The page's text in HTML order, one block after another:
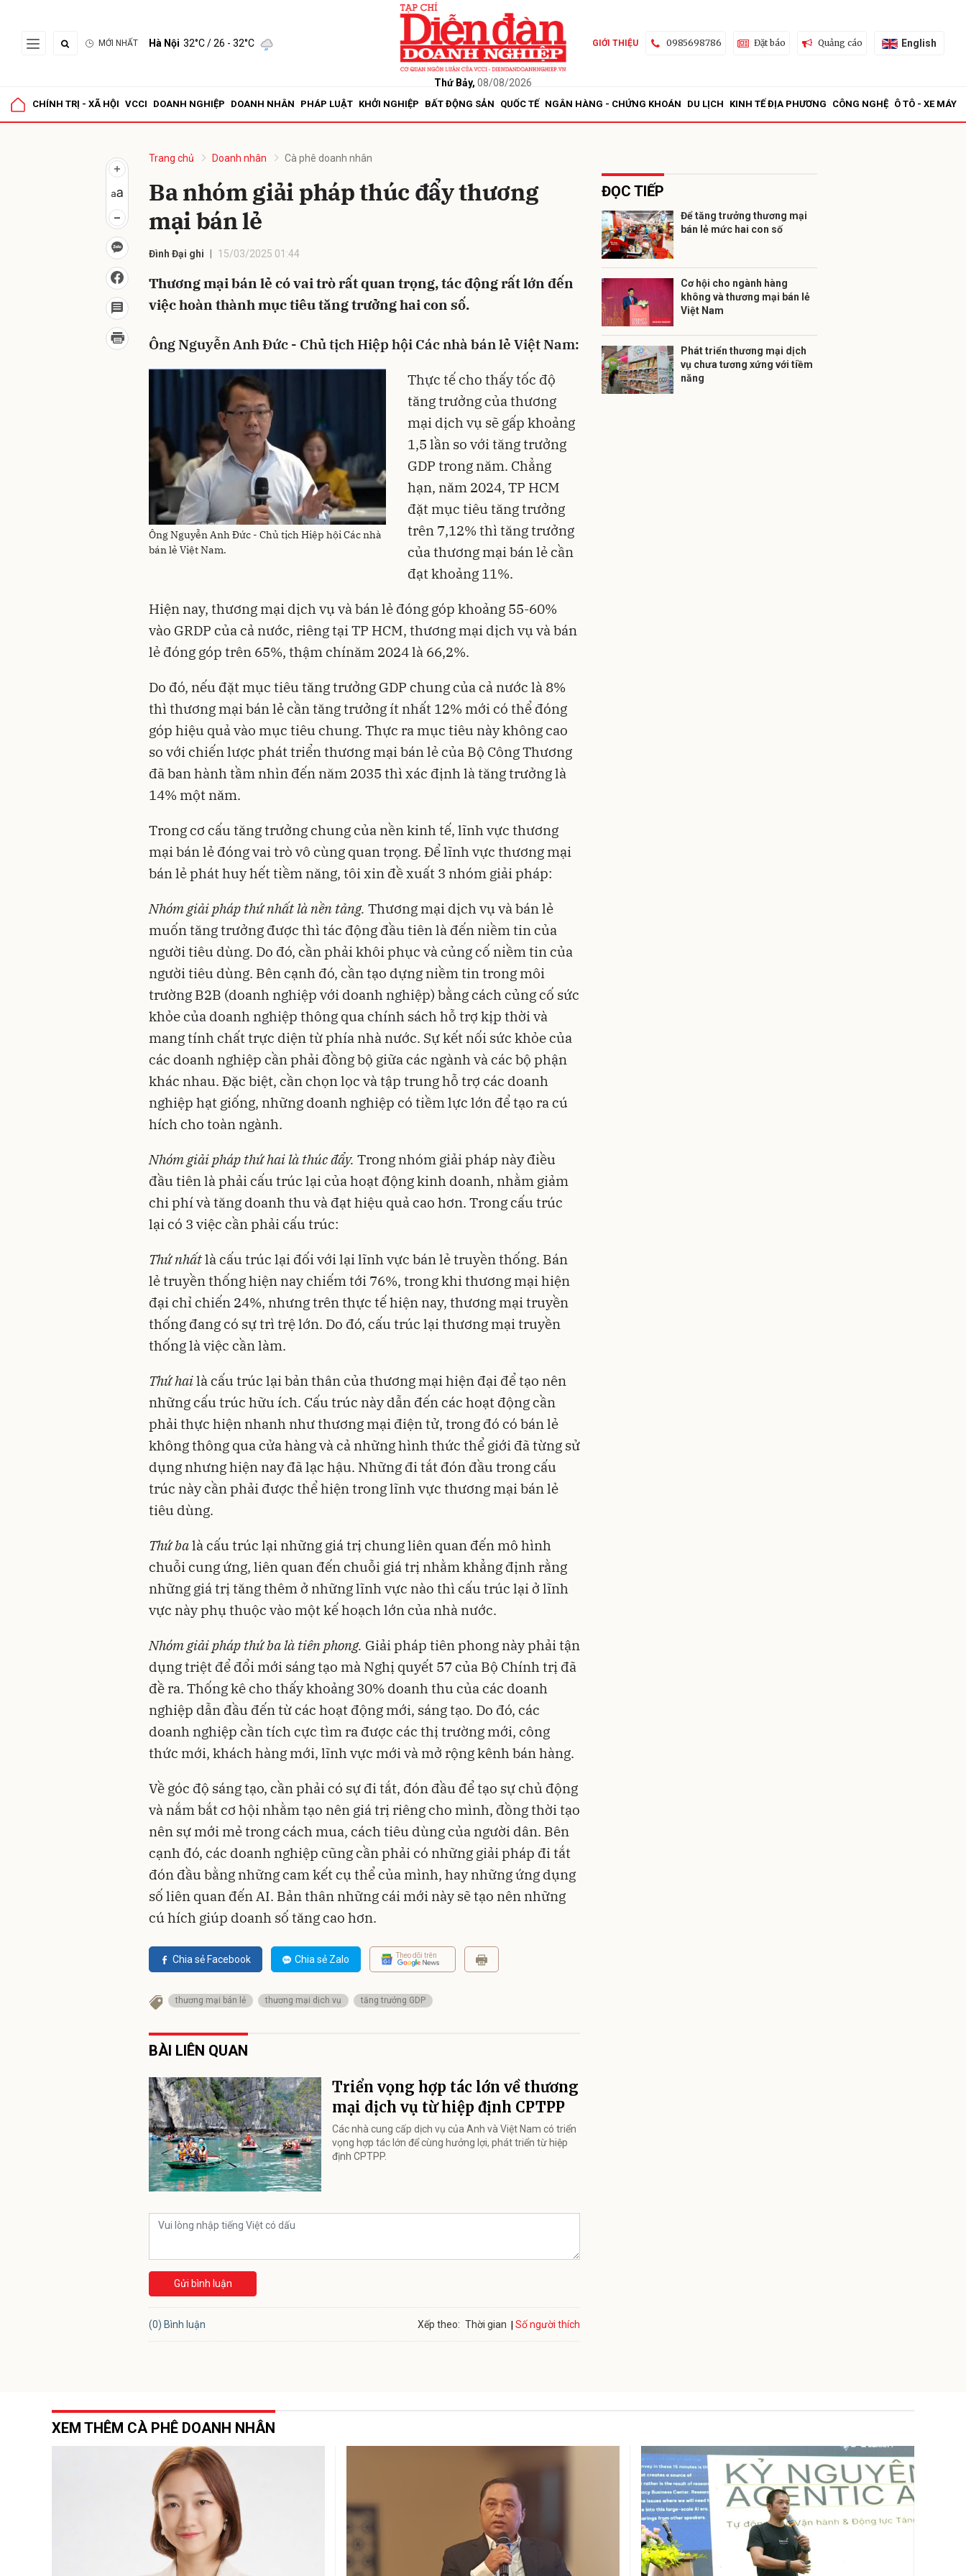
MỚI NHẤT Hà Nội 32°C/ 26 - 32°C
Thứ Bảy, 08/08/2026
GIỚI THIỆU 0985698786 Đặt báo Quảng cáo English
CHÍNH TRỊ - XÃ HỘI VCCI DOANH NGHIỆP DOANH NHÂN PHÁP LUẬT KHỞI NGHIỆP BẤT ĐỘNG SẢN QUỐC TẾ NGÂN HÀNG - CHỨNG KHOÁN DU LỊCH KINH TẾ ĐỊA PHƯƠNG CÔNG NGHỆ Ô TÔ - XE MÁY
Trang chủ Doanh nhân Cà phê doanh nhân
Ba nhóm giải pháp thúc đẩy thương
mại bán lẻ
Đình Đại ghi 15/03/2025 01:44
Thương mại bán lẻ có vai trò rất quan trọng, tác động rất lớn đến
việc hoàn thành mục tiêu tăng trưởng hai con số.
Ông Nguyễn Anh Đức - Chủ tịch Hiệp hội Các nhà bán lẻ Việt Nam:
Ông Nguyễn Anh Đức - Chủ tịch Hiệp hội Các nhà
bán lẻ Việt Nam.
Thực tế cho thấy tốc độ
tăng trưởng của thương
mại dịch vụ sẽ gấp khoảng
1,5 lần so với tăng trưởng
GDP trong năm. Chẳng
hạn, năm 2024, TP HCM
đặt mục tiêu tăng trưởng
trên 7,12% thì tăng trưởng
của thương mại bán lẻ cần
đạt khoảng 11%.
Hiện nay, thương mại dịch vụ và bán lẻ đóng góp khoảng 55-60%
vào GRDP của cả nước, riêng tại TP HCM, thương mại dịch vụ và bán
lẻ đóng góp trên 65%, thậm chínăm 2024 là 66,2%.
Do đó, nếu đặt mục tiêu tăng trưởng GDP chung của cả nước là 8%
thì thương mại bán lẻ cần tăng trưởng ít nhất 12% mới có thể đóng
góp hiệu quả vào mục tiêu chung. Thực ra mục tiêu này không cao
so với chiến lược phát triển thương mại bán lẻ của Bộ Công Thương
đã ban hành tầm nhìn đến năm 2035 thì xác định là tăng trưởng là
14% một năm.
Trong cơ cấu tăng trưởng chung của nền kinh tế, lĩnh vực thương
mại bán lẻ đóng vai trò vô cùng quan trọng. Để lĩnh vực thương mại
bán lẻ phát huy hết tiềm năng, tôi xin đề xuất 3 nhóm giải pháp:
Nhóm giải pháp thứ nhất là nền tảng. Thương mại dịch vụ và bán lẻ
muốn tăng trưởng được thì tác động đầu tiên là đến niềm tin của
người tiêu dùng. Do đó, cần phải khôi phục và củng cố niềm tin của
người tiêu dùng. Bên cạnh đó, cần tạo dựng niềm tin trong môi
trường B2B (doanh nghiệp với doanh nghiệp) bằng cách củng cố sức
khỏe của doanh nghiệp thông qua chính sách hỗ trợ kịp thời và
mang tính chất trực diện từ phía nhà nước. Sự kết nối sức khỏe của
các doanh nghiệp cần phải đồng bộ giữa các ngành và các bộ phận
khác nhau. Đặc biệt, cần chọn lọc và tập trung hỗ trợ các doanh
nghiệp hạt giống, những doanh nghiệp có tiềm lực lớn để tạo ra cú
hích cho toàn ngành.
Nhóm giải pháp thứ hai là thúc đẩy. Trong nhóm giải pháp này điều
đầu tiên là phải cấu trúc lại của hoạt động kinh doanh, nhằm giảm
chi phí và tăng doanh thu và đạt hiệu quả cao hơn. Trong cấu trúc
lại có 3 việc cần phải cấu trúc:
Thứ nhấtlà cấu trúc lại đối với lại lĩnh vực bán lẻ truyền thống. Bán
lẻ truyền thống hiện nay chiếm tới 76%, trong khi thương mại hiện
đại chỉ chiến 24%, nhưng trên thực tế hiện nay, thương mại truyền
thống đang có sự trì trệ lớn. Do đó, cấu trúc lại thương mại truyền
thống là việc cần làm.
Thứ hailà cấu trúc lại bản thân của thương mại hiện đại để tạo nên
những cấu trúc hữu ích. Cấu trúc này dẫn đến các hoạt động cần
phải thực hiện nhanh như thương mại điện tử, trong đó có bán lẻ
không thông qua cửa hàng và cả những hình thức thể giới đã từng sử
dụng nhưng hiện nay đã lạc hậu. Những đi tắt đón đầu trong cấu
trúc này cần phải được thể hiện trong lĩnh vực thương mại bán lẻ
tiêu dùng.
Thứ balà cấu trúc lại những giá trị chung liên quan đến mô hình
chuỗi cung ứng, liên quan đến chuỗi giá trị nhằm khẳng định rằng
những giá trị tăng thêm ở những lĩnh vực nào thì cấu trúc lại ở lĩnh
vực này phụ thuộc vào một kế hoạch lớn của nhà nước.
Nhóm giải pháp thứ ba là tiên phong. Giải pháp tiên phong này phải tận
dụng triệt để đổi mới sáng tạo mà Nghị quyết 57 của Bộ Chính trị đã
đề ra. Thống kê cho thấy khoảng 30% doanh thu của các doanh
nghiệp dẫn đầu đến từ các hoạt động mới, sáng tạo. Do đó, các
doanh nghiệp cần tích cực tìm ra được các thị trường mới, công
thức mới, khách hàng mới, lĩnh vực mới và mở rộng kênh bán hàng.
Về góc độ sáng tạo, cần phải có sự đi tắt, đón đầu để tạo sự chủ động
và nắm bắt cơ hội nhằm tạo nên giá trị riêng cho mình, đồng thời tạo
nên sự mới mẻ trong cách mua, cách tiêu dùng của người dân. Bên
cạnh đó, các doanh nghiệp cũng cần phải có những giải pháp đi tắt
đón đầu bằng những cam kết cụ thể của mình, hay những ứng dụng
số liên quan đến AI. Bản thân những cái mới này sẽ tạo nên những
cú hích giúp doanh số tăng cao hơn.
Chia sẻ Facebook Chia sẻ Zalo Theo dõi trên
thương mại bán lẻ thương mại dịch vụ tăng trưởng GDP
BÀI LIÊN QUAN
Triển vọng hợp tác lớn về thương
mại dịch vụ từ hiệp định CPTPP
Các nhà cung cấp dịch vụ của Anh và Việt Nam có triển
vọng hợp tác lớn để cùng hưởng lợi, phát triển từ hiệp
định CPTPP.
Gửi bình luận
(0) Bình luận Xếp theo: Thời gian Số người thích
ĐỌC TIẾP
Để tăng trưởng thương mại
bán lẻ mức hai con số
Cơ hội cho ngành hàng
không và thương mại bán lẻ
Việt Nam
Phát triển thương mại dịch
vụ chưa tương xứng với tiềm
năng
XEM THÊM CÀ PHÊ DOANH NHÂN
Gửi